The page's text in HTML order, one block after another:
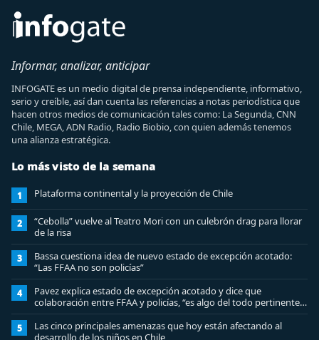
Informar, analizar, anticipar
INFOGATE es un medio digital de prensa independiente, informativo,
serio y creíble, así dan cuenta las referencias a notas periodística que
hacen otros medios de comunicación tales como: La Segunda, CNN
Chile, MEGA, ADN Radio, Radio Biobio, con quien además tenemos
una alianza estratégica.
Lo más visto de la semana
1 Plataforma continental y la proyección de Chile
2
“Cebolla” vuelve al Teatro Mori con un culebrón drag para llorar
de la risa
3
Bassa cuestiona idea de nuevo estado de excepción acotado:
“Las FFAA no son policías”
4
Pavez explica estado de excepción acotado y dice que
colaboración entre FFAA y policías, “es algo del todo pertinente
analizar”
5
Las cinco principales amenazas que hoy están afectando al
desarrollo de los niños en Chile